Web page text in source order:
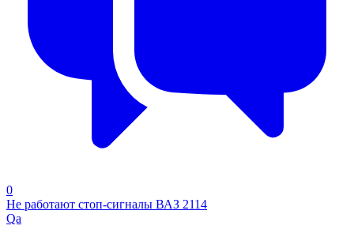
0
Не работают стоп-сигналы ВАЗ 2114
Qa